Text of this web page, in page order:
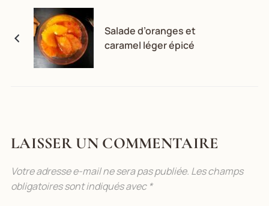
Salade d’oranges et
caramel léger épicé
LAISSER UN COMMENTAIRE
Votre adresse e-mail ne sera pas publiée. Les champs
obligatoires sont indiqués avec *